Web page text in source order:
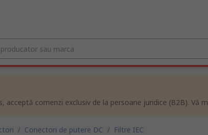
comenzi exclusiv de la persoane juridice (B2B). Vă
/ Conectori de putere DC / Filtre IEC